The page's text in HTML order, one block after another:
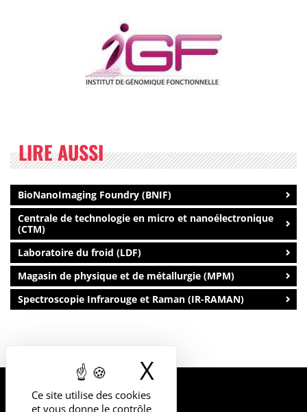
Ce site utilise des cookies
et vous donne le contrôle
X Masquer le
LIRE AUSSI
BioNanoImaging Foundry (BNIF)
Centrale de technologie en micro et nanoélectronique
(CTM)
Laboratoire du froid (LDF)
Magasin de physique et de métallurgie (MPM)
Spectroscopie Infrarouge et Raman (IR-RAMAN)
UNIVERSITÉ